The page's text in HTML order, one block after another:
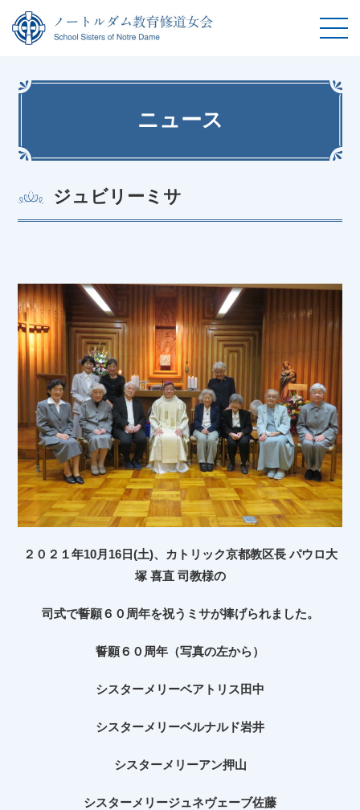
ニュース
ジュビリーミサ
２０２１年10月16日(土)、カトリック京都教区長 パウロ大
塚 喜直 司教様の
司式で誓願６０周年を祝うミサが捧げられました。
誓願６０周年（写真の左から）
シスターメリーベアトリス田中
シスターメリーベルナルド岩井
シスターメリーアン押山
シスターメリージュネヴェーブ佐藤